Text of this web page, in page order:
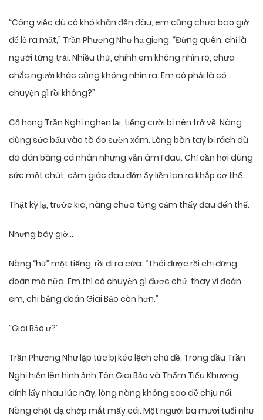
“Công việc dù có khó khăn đến đâu, em cũng chưa bao giờ
để lộ ra mặt,” Trần Phương Như hạ giọng, “Đừng quên, chị là
người từng trải. Nhiều thứ, chính em không nhìn rõ, chưa
chắc người khác cũng không nhìn ra. Em có phải là có
chuyện gì rồi không?”
Cổ họng Trần Nghị nghẹn lại, tiếng cười bị nén trở về. Nàng
dùng sức bấu vào tà áo sườn xám. Lòng bàn tay bị rách dù
đã dán băng cá nhân nhưng vẫn âm ỉ đau. Chỉ cần hơi dùng
sức một chút, cảm giác đau đớn ấy liền lan ra khắp cơ thể.
Thật kỳ lạ, trước kia, nàng chưa từng cảm thấy đau đến thế.
Nhưng bây giờ…
Nàng “hừ” một tiếng, rồi đi ra cửa: “Thôi được rồi chị đừng
đoán mò nữa. Em thì có chuyện gì được chứ, thay vì đoán
em, chi bằng đoán Giai Bảo còn hơn.”
“Giai Bảo ư?”
Trần Phương Như lập tức bị kéo lệch chủ đề. Trong đầu Trần
Nghị hiện lên hình ảnh Tôn Giai Bảo và Thẩm Tiểu Khương
dính lấy nhau lúc nãy, lòng nàng không sao dễ chịu nổi.
Nàng chột dạ chớp mắt mấy cái. Một người ba mươi tuổi như